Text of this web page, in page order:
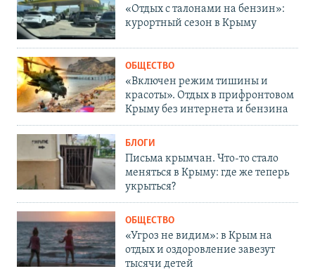
«Отдых с талонами на бензин»:
курортный сезон в Крыму
ОБЩЕСТВО
«Включен режим тишины и
красоты». Отдых в прифронтовом
Крыму без интернета и бензина
БЛОГИ
Письма крымчан. Что-то стало
меняться в Крыму: где же теперь
укрыться?
ОБЩЕСТВО
«Угроз не видим»: в Крым на
отдых и оздоровление завезут
тысячи детей